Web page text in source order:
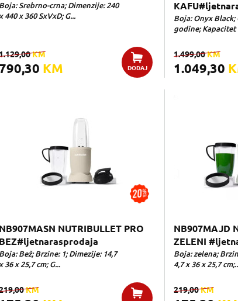
Boja: Srebrno-crna; Dimenzije: 240
x 440 x 360 SxVxD; G...
790,30 KM
KM
DODAJ
Boja: Onyx Black;
godine; Kapacitet
1.049,30
1.499,00KM
NB907MASN NUTRIBULLET PRO
BEZ#ljetnarasprodaja
Boja: Bež; Brzine: 1; Dimezije: 14,7
x 36 x 25,7 cm; G...
KM
NB907MAJD
ZELENI
Boja: zelena;
4,7 x 36 x 25,7
219,00KM